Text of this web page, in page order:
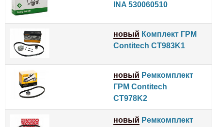
INA 530060510
новый Комплект ГРМ
Contitech CT983K1
новый Ремкомплект
ГРМ Contitech
CT978K2
новый Ремкомплект